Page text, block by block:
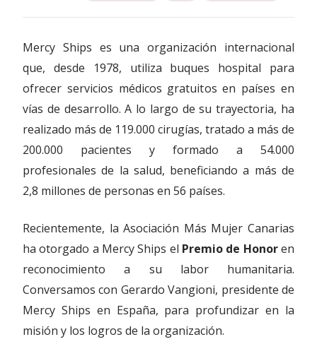
Mercy Ships es una organización internacional
que, desde 1978, utiliza buques hospital para
ofrecer servicios médicos gratuitos en países en
vías de desarrollo. A lo largo de su trayectoria, ha
realizado más de 119.000 cirugías, tratado a más de
200.000 pacientes y formado a 54.000
profesionales de la salud, beneficiando a más de
2,8 millones de personas en 56 países.
Recientemente, la Asociación Más Mujer Canarias
ha otorgado a Mercy Ships el Premio de Honoren
reconocimiento a su labor humanitaria.
Conversamos con Gerardo Vangioni, presidente de
Mercy Ships en España, para profundizar en la
misión y los logros de la organización.